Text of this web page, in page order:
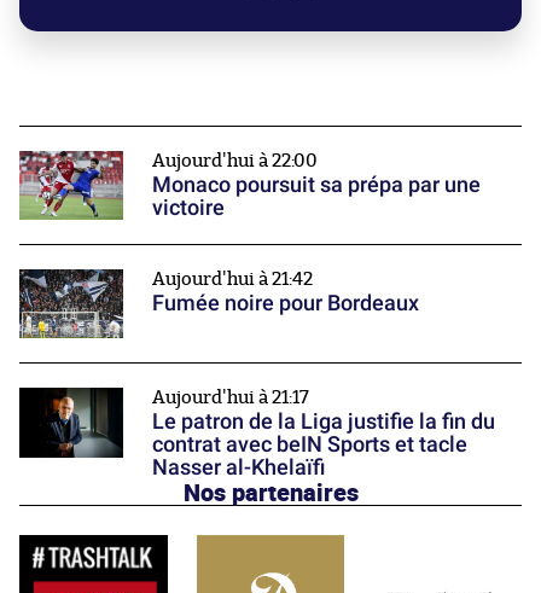
Aujourd'hui à 22:00
Monaco poursuit sa prépa par une
victoire
Aujourd'hui à 21:42
Fumée noire pour Bordeaux
Aujourd'hui à 21:17
Le patron de la Liga justifie la fin du
contrat avec beIN Sports et tacle
Nasser al-Khelaïfi
Nos partenaires